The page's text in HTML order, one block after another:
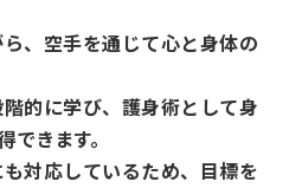
、空手を通じて心と身体の
的に学び、護身術として身
できます。
対応しているため、目標を